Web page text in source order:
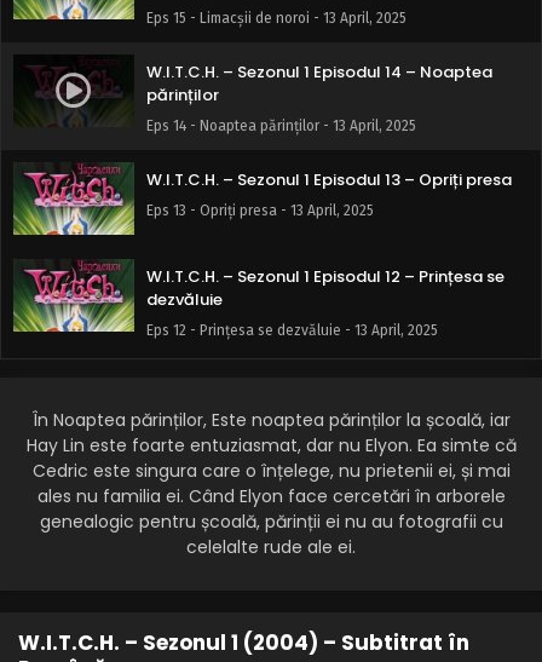
Eps 15 - Limacșii de noroi - 13 April, 2025
W.I.T.C.H. – Sezonul 1 Episodul 14 – Noaptea
părinților
Eps 14 - Noaptea părinților - 13 April, 2025
W.I.T.C.H. – Sezonul 1 Episodul 13 – Opriți presa
Eps 13 - Opriți presa - 13 April, 2025
W.I.T.C.H. – Sezonul 1 Episodul 12 – Prințesa se
dezvăluie
Eps 12 - Prințesa se dezvăluie - 13 April, 2025
Threbe
Eps 11 - Steaua din Threbe - 13 April, 2025
W.I.T.C.H. – Sezonul 1 Episodul 10 – Capcana din
tablou
Eps 10 - Capcana din tablou - 13 April, 2025
Eps 9 - Întoarcerea căutătorului - 13 April, 2025
În Noaptea părinților, Este noaptea părinților la școală, iar
Hay Lin este foarte entuziasmat, dar nu Elyon. Ea simte că
Cedric este singura care o înțelege, nu prietenii ei, și mai
ales nu familia ei. Când Elyon face cercetări în arborele
genealogic pentru școală, părinții ei nu au fotografii cu
celelalte rude ale ei.
W.I.T.C.H. – Sezonul 1 (2004) – Subtitrat în